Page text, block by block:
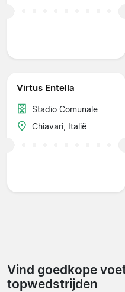
Virtus Entella
Stadio Comunale
Chiavari, Italië
Vind goedkope
topwedstrijden